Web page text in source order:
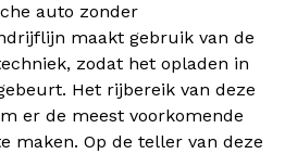
auto zonder
maakt gebruik van de
zodat het opladen in
Het rijbereik van deze
er de meest voorkomende
maken. Op de teller van deze